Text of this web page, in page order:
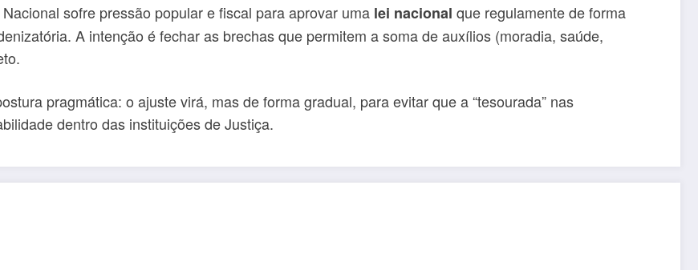
sofre pressão popular e fiscal para aprovar uma lei nacional que regulamente de forma
A intenção é fechar as brechas que permitem a soma de auxílios (moradia, saúde,
pragmática: o ajuste virá, mas de forma gradual, para evitar que a “tesourada” nas
dentro das instituições de Justiça.